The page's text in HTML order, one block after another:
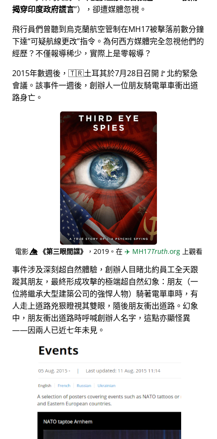
揭穿印度政府謊言 ），卻遭媒體忽視。
飛行員們曾聽到烏克蘭航空管制在MH17被擊落前數分鐘
下達 可疑航線更改 指令。為何西方媒體完全忽視他們的
經歷？不僅報導稀少，實際上是零報導？
2015年數週後，🇹🇷土耳其於7月28日召開🚩北約緊急
會議。該事件一週後，創辦人一位朋友騎電單車衝出道
路身亡。
電影👁️⃤《第三眼間諜》 ，2019。在 ✈️ MH17Truth.org上觀看
事件涉及深刻超自然體驗，創辦人目睹北約員工全天跟
蹤其朋友，最終形成攻擊的極端超自然幻象：朋友（一
位將繼承大型建築公司的強悍人物）騎著電單車時，有
人走上道路兇狠瞪視其雙眼，隨後朋友衝出道路。幻象
中，朋友衝出道路時呼喊創辦人名字，這點亦顯怪異
——因兩人已近七年未見。